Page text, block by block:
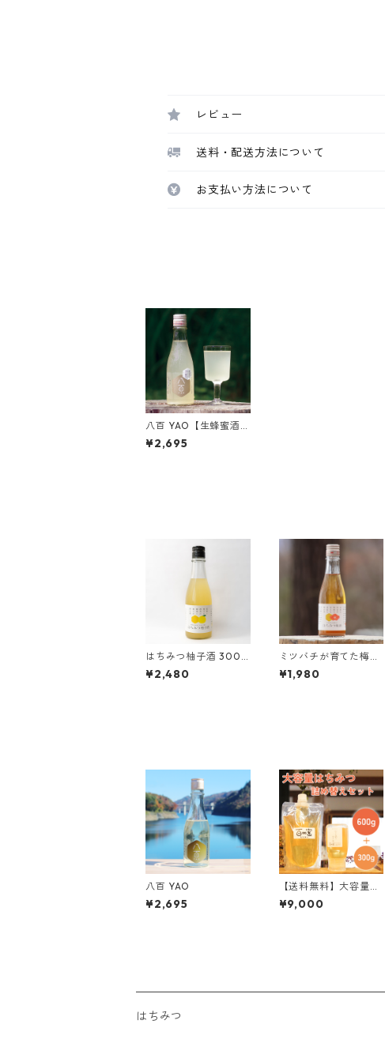
レビュー
送料・配送方法について
お支払い方法について
八百 YAO【生蜂蜜酒 V
er.】
¥2,695
はちみつ柚子酒 300m
l¥2,480
ミツバチが育てた梅と
はちみつの梅酒 300m
l¥1,980
八百 YAO
¥2,695
【送料無料】大容量は
ちみつ 600g ＋ はち
みつ 300g 詰め替え
¥9,000
はちみつ